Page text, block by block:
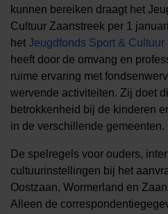
kunnen bereiken draagt het
Cultuur Zaanstreek per 1
het Jeugdfonds Sport & Cultuur
heeft door de omvang en
ruime ervaring met
wervende activiteiten. Zij doet
betrokkenheid bij de kinderen
in de verschillende gemeenten.
De spelregels voor ouders,
cultuurinstellingen bij het
Oostzaan, Wormerland en
Alleen de